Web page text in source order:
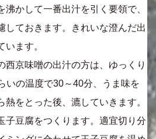
沸かして一番出汁を引く要領で、
しておきます。きれいな澄んだ出
ます。
西京味噌の出汁の方は、ゆっくり
いの温度で30～40分、うま味を
をとった後、漉していきます。
子豆腐をつくります。適宜切り分